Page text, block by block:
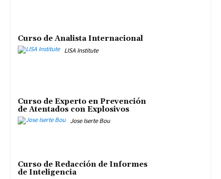
Curso de Analista Internacional
LISA Institute
Curso de Experto en Prevención
de Atentados con Explosivos
Jose Iserte Bou
Curso de Redacción de Informes
de Inteligencia